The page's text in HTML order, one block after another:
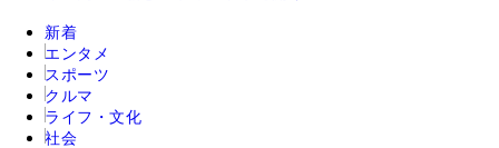
新着
エンタメ
スポーツ
クルマ
ライフ・文化
社会